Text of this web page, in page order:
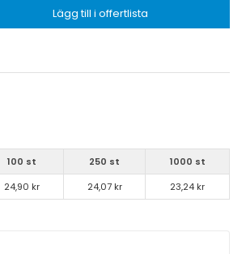
Lägg till i offertlista
100 st 250 st
1000 st
24,90 kr 24,07 kr 23,24 kr